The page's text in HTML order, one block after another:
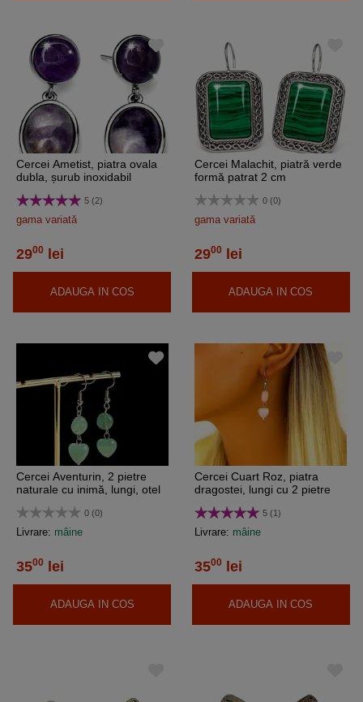
Cercei Ametist, piatra ovala
dubla, șurub inoxidabil
5 (2)
gama variată
2900 lei
ADAUGA IN COS
Cercei Malachit, piatră verde
formă patrat 2 cm
0 (0)
gama variată
2900 lei
ADAUGA IN COS
Cercei Aventurin, 2 pietre
naturale cu inimă, lungi, otel
0 (0)
Livrare: mâine
3500 lei
ADAUGA IN COS
Cercei Cuart Roz, piatra
dragostei, lungi cu 2 pietre
5 (1)
Livrare: mâine
3500 lei
ADAUGA IN COS